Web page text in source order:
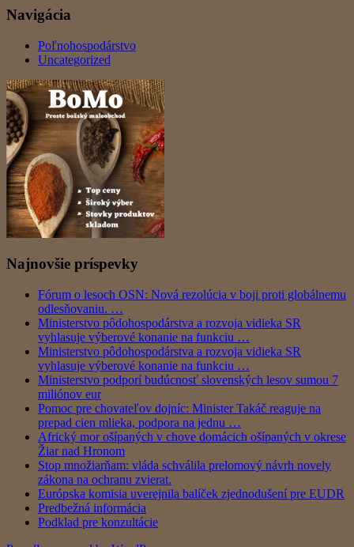
Navigácia
Poľnohospodárstvo
Uncategorized
Najnovšie príspevky
Fórum o lesoch OSN: Nová rezolúcia v boji proti globálnemu
odlesňovaniu. …
Ministerstvo pôdohospodárstva a rozvoja vidieka SR
vyhlasuje výberové konanie na funkciu …
Ministerstvo pôdohospodárstva a rozvoja vidieka SR
vyhlasuje výberové konanie na funkciu …
Ministerstvo podporí budúcnosť slovenských lesov sumou 7
miliónov eur
Pomoc pre chovateľov dojníc: Minister Takáč reaguje na
prepad cien mlieka, podpora na jednu …
Africký mor ošípaných v chove domácich ošípaných v okrese
Žiar nad Hronom
Stop množiarňam: vláda schválila prelomový návrh novely
zákona na ochranu zvierat.
Európska komisia uverejnila balíček zjednodušení pre EUDR
Predbežná informácia
Podklad pre konzultácie